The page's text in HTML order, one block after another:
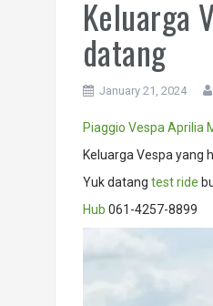
Keluarga
datang
January 21, 2024
Piaggio Vespa Aprilia
Keluarga Vespa yang
Yuk datang test ride
Hub 061-4257-8899